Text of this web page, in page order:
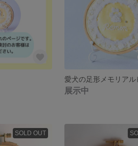
展示中
SOLD OUT